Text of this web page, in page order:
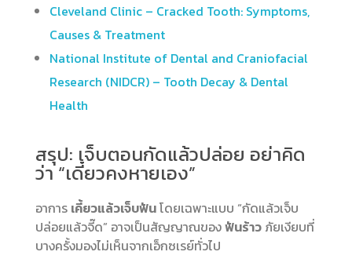
Cleveland Clinic – Cracked Tooth: Symptoms,
Causes & Treatment
National Institute of Dental and Craniofacial
Research (NIDCR) – Tooth Decay & Dental
Health
สรุป: เจ็บตอนกัดแล้วปล่อย อย่าคิด
ว่า “เดี๋ยวคงหายเอง”
อาการ เคี้ยวแล้วเจ็บฟันโดยเฉพาะแบบ “กัดแล้วเจ็บ
ปล่อยแล้วจี๊ด” อาจเป็นสัญญาณของฟันร้าว ภัยเงียบที่
บางครั้งมองไม่เห็นจากเอ็กซเรย์ทั่วไป